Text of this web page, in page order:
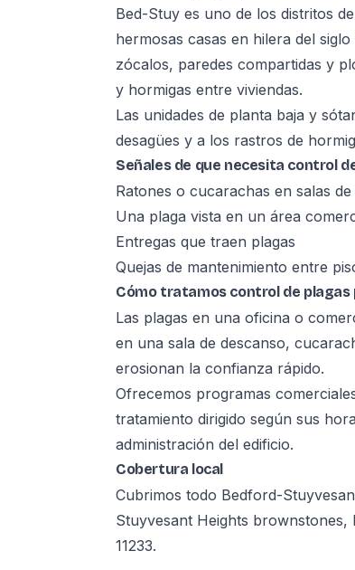
Bed-Stuy es uno de los distritos
hermosas casas en hilera del
zócalos, paredes compartidas y
y hormigas entre viviendas.
Las unidades de planta baja y
desagües y a los rastros de
Señales de que necesita control
Ratones o cucarachas en salas
Una plaga vista en un área
Entregas que traen plagas
Quejas de mantenimiento entre
Cómo tratamos control de
Las plagas en una oficina o
en una sala de descanso,
erosionan la confianza rápido.
Ofrecemos programas
tratamiento dirigido según sus
administración del edificio.
Cobertura local
Cubrimos todo Bedford-
Stuyvesant Heights brownstones,
11233.